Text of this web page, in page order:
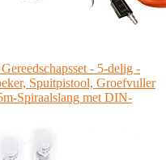
- 5-delig -
Spuitpistool, Groefvuller
Spiraalslang met DIN-